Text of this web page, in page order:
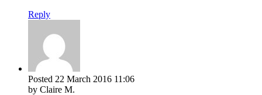
Reply
Posted 22 March 2016 11:06
by Claire M.